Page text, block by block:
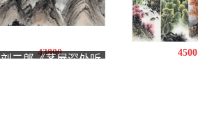
刘二郎《茅屋深处听
43800 4500